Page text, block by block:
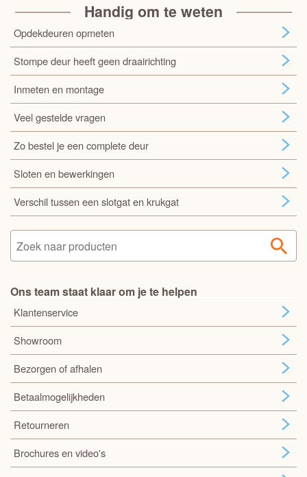
Handig om te weten
Opdekdeuren opmeten
Stompe deur heeft geen draairichting
Inmeten en montage
Veel gestelde vragen
Zo bestel je een complete deur
Sloten en bewerkingen
Verschil tussen een slotgat en krukgat
Ons team staat klaar om je te helpen
Klantenservice
Showroom
Bezorgen of afhalen
Betaalmogelijkheden
Retourneren
Brochures en video's